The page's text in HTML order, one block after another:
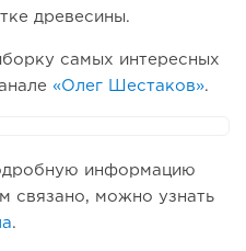
древесины.
самых интересных
«Олег Шестаков».
информацию
связано, можно узнать
.